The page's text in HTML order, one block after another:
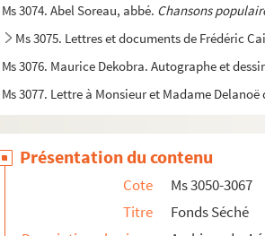
Ms 3074. Abel Soreau, abbé. Chansons
Ms 3075. Lettres et documents de Frédéric
Ms 3076. Maurice Dekobra. Autographe et
Ms 3077. Lettre à Monsieur et Madame
Ms 3079. Louis Béchameil de Nointel, maître
Ms 3080 - 3085. Dessins de Jean Emile
Ms 3086. E. Vadasz. Carte à Alphonse Séché
Présentation du contenu
Cote
Ms 3050-3067
Titre
Fonds Séché